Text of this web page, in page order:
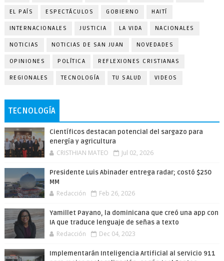
EL PAÍS ESPECTÁCULOS GOBIERNO HAITÍ
INTERNACIONALES JUSTICIA LA VIDA NACIONALES
NOTICIAS NOTICIAS DE SAN JUAN NOVEDADES
OPINIONES POLÍTICA REFLEXIONES CRISTIANAS
REGIONALES TECNOLOGÍA TU SALUD VIDEOS
TECNOLOGÍA
Científicos destacan potencial del sargazo para
energía y agricultura
CRISTHIAN MATEO Jul 02, 2026
Presidente Luis Abinader entrega radar; costó $250
MM
Redacción Feb 26, 2026
Yamillet Payano, la dominicana que creó una app con
IA que traduce lenguaje de señas a texto
Redacción Dec 04, 2023
Implementarán Inteligencia Artificial al servicio 911